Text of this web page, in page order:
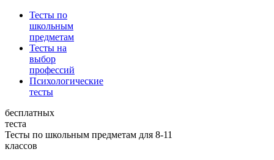
Тесты по
школьным
предметам
Тесты на
выбор
профессий
Психологические
тесты
бесплатных
теста
Тесты по школьным предметам для 8-11
классов